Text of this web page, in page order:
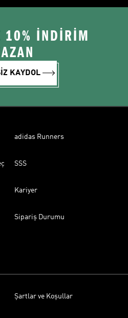
10% İNDİRİM
KAYDOL
adidas Runners
SSS
Kariyer
Sipariş Durumu
Şartlar ve Koşullar